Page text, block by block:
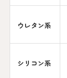
ウレタン系
シリコン系